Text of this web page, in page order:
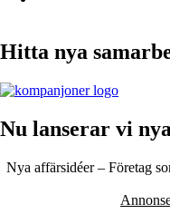
Hitta nya
Nu lanserar vi
Nya affärsidéer – Företag